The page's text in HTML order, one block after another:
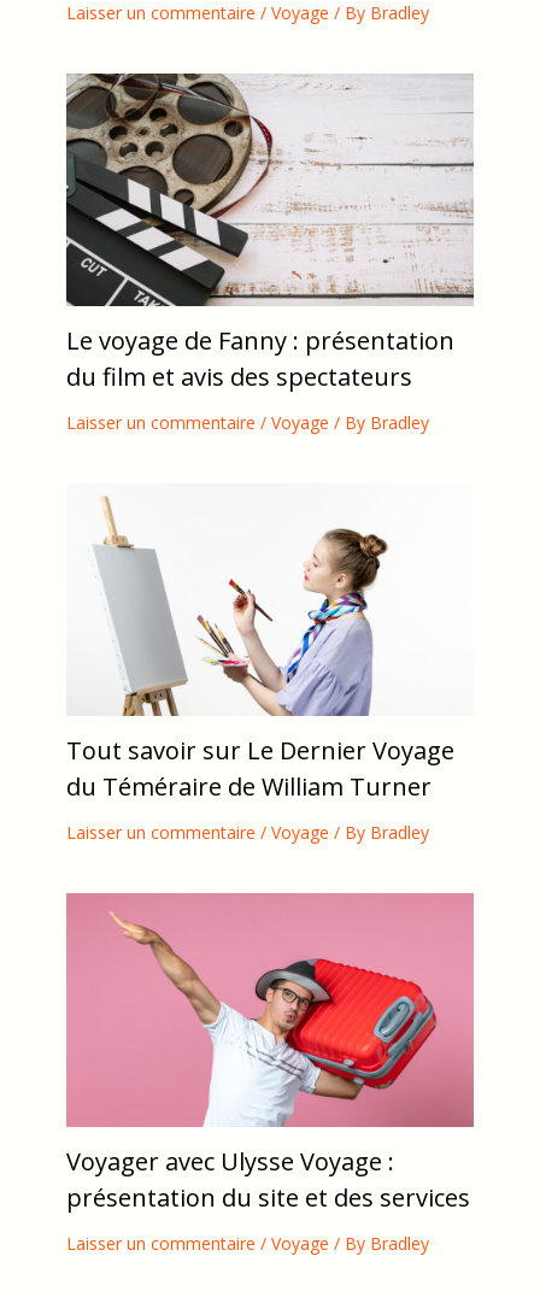
Laisser un commentaire / Voyage / By Bradley
Le voyage de Fanny : présentation
du film et avis des spectateurs
Laisser un commentaire / Voyage / By Bradley
Tout savoir sur Le Dernier Voyage
du Téméraire de William Turner
Laisser un commentaire / Voyage / By Bradley
Voyager avec Ulysse Voyage :
présentation du site et des services
Laisser un commentaire / Voyage / By Bradley